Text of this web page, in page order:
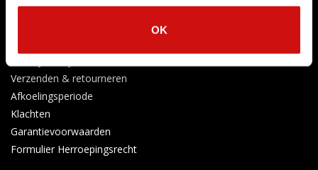
OK
Betaalmethoden
Verzenden & retourneren
Afkoelingsperiode
Klachten
Garantievoorwaarden
Formulier Herroepingsrecht